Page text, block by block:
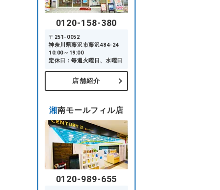
0120-158-380
〒251-0052
神奈川県藤沢市藤沢484-24
10:00～19:00
定休日：毎週火曜日、水曜日
店舗紹介
湘南モールフィル店
0120-989-655